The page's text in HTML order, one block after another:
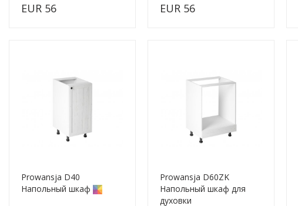
EUR 56 EUR 56
Prowansja D40
Напольный шкаф
Prowansja D60ZK
Напольный шкаф для
духовки